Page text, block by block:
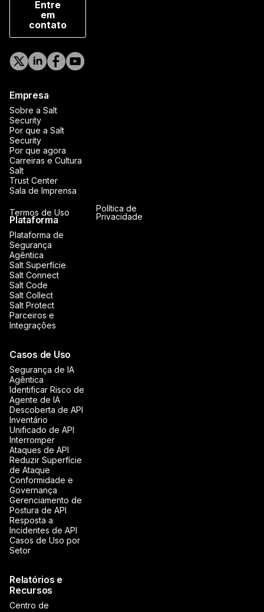
Entre
em
contato
Empresa
Sobre a Salt
Security
Por que a Salt
Security
Por que agora
Carreiras e Cultura
Salt
Trust Center
Sala de Imprensa
Plataforma
Plataforma de
Segurança
Agêntica
Salt Superfície
Salt Connect
Salt Code
Salt Collect
Salt Protect
Parceiros e
Integrações
Casos de Uso
Segurança de IA
Agêntica
Identificar Risco de
Agente de IA
Descoberta de API
Inventário
Unificado de API
Interromper
Ataques de API
Reduzir Superfície
de Ataque
Conformidade e
Governança
Gerenciamento de
Postura de API
Resposta a
Incidentes de API
Casos de Uso por
Setor
Relatórios e
Recursos
Centro de
Termos de Uso
Política de
Privacidade